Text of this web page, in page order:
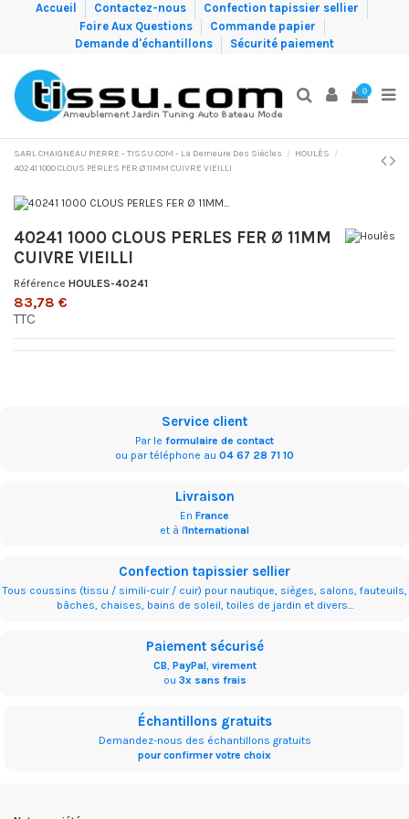
Accueil Contactez-nous
Confection tapissier sellier
Foire Aux Questions
Commande papier
Demande d'échantillons
Sécurité paiement
0
SARL CHAIGNEAU PIERRE - TISSU.COM - La Demeure Des Siècles
HOULÈS
40241 1000 CLOUS PERLES FER Ø 11MM CUIVRE VIEILLI
40241 1000 CLOUS PERLES FER Ø 11MM
CUIVRE VIEILLI
Référence HOULES-40241
83,78 €
TTC
Service client
Par le formulaire de contact
ou par téléphone au 04 67 28 71 10
Livraison
En France
et à l'International
Confection tapissier sellier
Tous coussins (tissu / simili-cuir / cuir) pour nautique, sièges, salons, fauteuils,
bâches, chaises, bains de soleil, toiles de jardin et divers...
Paiement sécurisé
CB, PayPal, virement
ou 3x sans frais
Échantillons gratuits
Demandez-nous des échantillons gratuits
pour confirmer votre choix